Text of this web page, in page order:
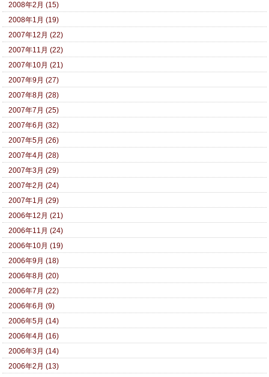
2008年2月 (15)
2008年1月 (19)
2007年12月 (22)
2007年11月 (22)
2007年10月 (21)
2007年9月 (27)
2007年8月 (28)
2007年7月 (25)
2007年6月 (32)
2007年5月 (26)
2007年4月 (28)
2007年3月 (29)
2007年2月 (24)
2007年1月 (29)
2006年12月 (21)
2006年11月 (24)
2006年10月 (19)
2006年9月 (18)
2006年8月 (20)
2006年7月 (22)
2006年6月 (9)
2006年5月 (14)
2006年4月 (16)
2006年3月 (14)
2006年2月 (13)